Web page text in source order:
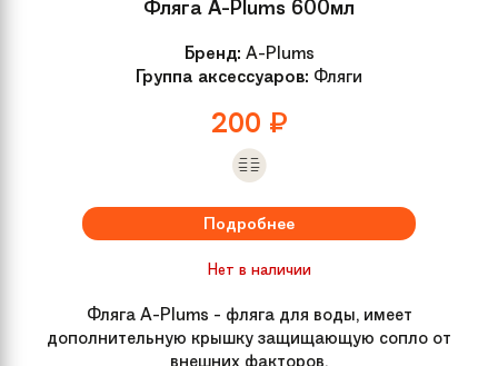
OneSize
Pilot 110 12 (2017)
Стальная
Рулевая колонка Неинтегрированная, резьбовая
Обода колес Сталь
Фляга A-Plums 600мл
Бренд: A-Plums
Группа аксессуаров: Фляги
200 ₽
Подробнее
Нет в наличии
Фляга A-Plums - фляга для воды, имеет
дополнительную крышку защищающую сопло от
внешних факторов.